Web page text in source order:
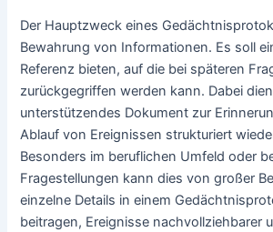
Der Hauptzweck eines
Bewahrung von Informationen. Es soll
Referenz bieten, auf die bei späteren
zurückgegriffen werden kann. Dabei
unterstützendes Dokument zur
Ablauf von Ereignissen strukturiert
Besonders im beruflichen Umfeld oder
Fragestellungen kann dies von großer
einzelne Details in einem
beitragen, Ereignisse nachvollziehbarer